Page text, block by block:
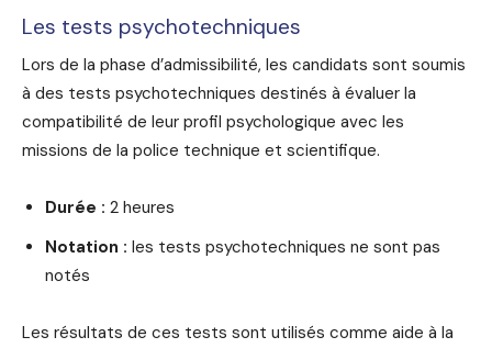
Les tests psychotechniques
Lors de la phase d’admissibilité, les candidats sont soumis
à des tests psychotechniques destinés à évaluer la
compatibilité de leur profil psychologique avec les
missions de la police technique et scientifique.
Durée : 2 heures
Notation : les tests psychotechniques ne sont pas
notés
Les résultats de ces tests sont utilisés comme aide à la